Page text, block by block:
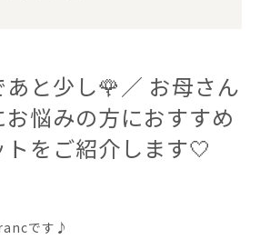
と少し🌹／ お母さん
悩みの方におすすめ
をご紹介します🤍
です♪